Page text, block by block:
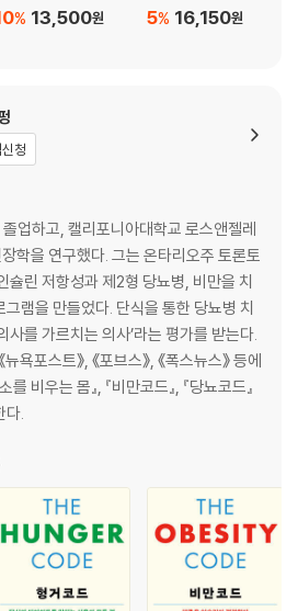
13,500원
% 16,150원
5%
청
업하고, 캘리포니아대학교 로스앤젤레
학을 연구했다. 그는 온타리오주 토론토
슐린 저항성과 제2형 당뇨병, 비만을 치
램을 만들었다. 단식을 통한 당뇨병 치
사를 가르치는 의사’라는 평가를 받는다.
욕포스트》, 《포브스》, 《폭스뉴스》 등에
비우는 몸』, 『비만코드』, 『당뇨코드』
다.